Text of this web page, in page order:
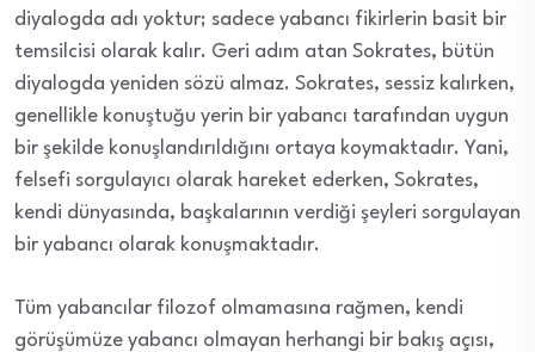
diyalogda adı yoktur; sadece yabancı fikirlerin basit bir
temsilcisi olarak kalır. Geri adım atan Sokrates, bütün
diyalogda yeniden sözü almaz. Sokrates, sessiz kalırken,
genellikle konuştuğu yerin bir yabancı tarafından uygun
bir şekilde konuşlandırıldığını ortaya koymaktadır. Yani,
felsefi sorgulayıcı olarak hareket ederken, Sokrates,
kendi dünyasında, başkalarının verdiği şeyleri sorgulayan
bir yabancı olarak konuşmaktadır.
Tüm yabancılar filozof olmamasına rağmen, kendi
görüşümüze yabancı olmayan herhangi bir bakış açısı,